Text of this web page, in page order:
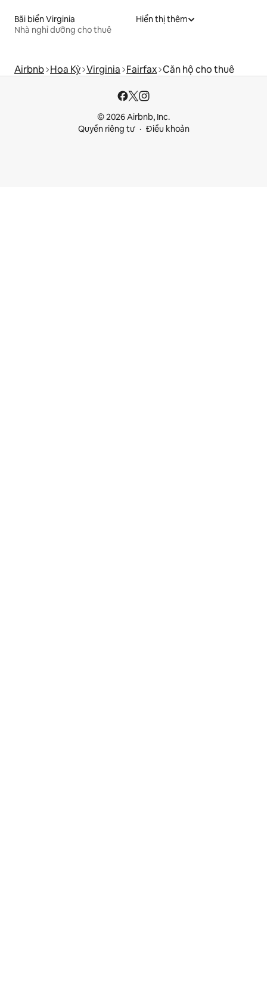
Bãi biển Virginia
Nhà nghỉ dưỡng cho thuê
Hiển thị thêm
Airbnb Hoa Kỳ Virginia Fairfax Căn hộ cho thuê
© 2026 Airbnb, Inc.
Quyền riêng tư
Điều khoản